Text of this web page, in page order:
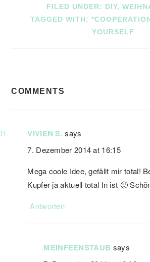
FILED UNDER: DIY,
TAGGED WITH:
YOURSELF
INTERACTIONS
COMMENTS
VIVIEN S. says
7. Dezember 2014 at 16:15
Mega coole Idee, gefällt mir total!
Kupfer ja aktuell total In ist 🙂
Antworten
MEINFEENSTAUB says